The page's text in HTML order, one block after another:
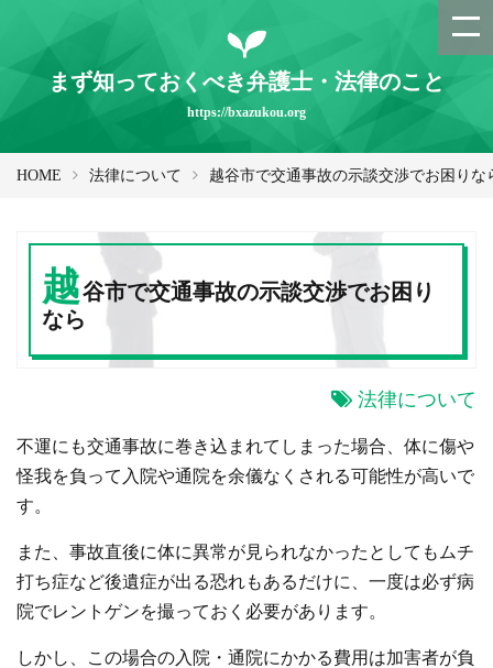
まず知っておくべき弁護士・法律のこと
https://bxazukou.org
HOME 法律について 越谷市で交通事故の示談交渉でお困りな
越谷市で交通事故の示談交渉でお困り
なら
法律について
不運にも交通事故に巻き込まれてしまった場合、体に傷や
怪我を負って入院や通院を余儀なくされる可能性が高いで
す。
また、事故直後に体に異常が見られなかったとしてもムチ
打ち症など後遺症が出る恐れもあるだけに、一度は必ず病
院でレントゲンを撮っておく必要があります。
しかし、この場合の入院・通院にかかる費用は加害者が負